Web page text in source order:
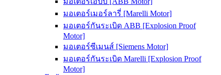
มอเตอร์เมอร์ลารี่ [Marelli Motor]
มอเตอร์กันระเบิด ABB [Explosion Proof
Motor]
มอเตอร์ซีเมนส์ [Siemens Motor]
มอเตอร์กันระเบิด Marelli [Explosion Proof
Motor]